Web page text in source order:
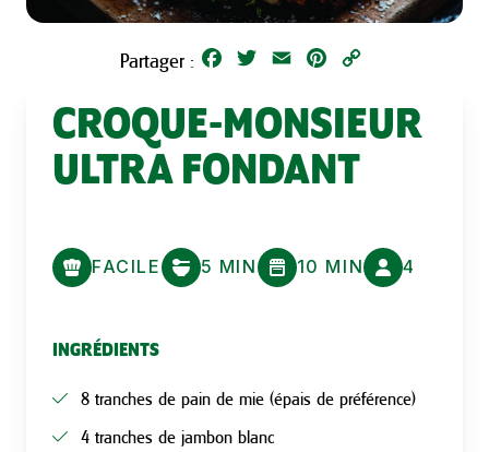
Partager : Facebook
Twitter Email Pinterest
CROQUE-MONSIEUR
ULTRA FONDANT
FACILE 5 MIN 10 MIN 4
INGRÉDIENTS
8 tranches de pain de mie (épais de préférence)
4 tranches de jambon blanc